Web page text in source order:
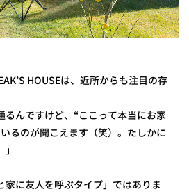
HOUSEは、近所からも注目の存
るんですけど、“ここって本当にお家
るのが聞こえます（笑）。たしかに
家に友人を呼ぶタイプ」ではありま